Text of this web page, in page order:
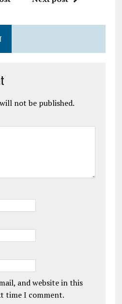
not be published.
and website in this
time I comment.